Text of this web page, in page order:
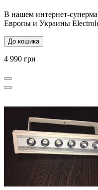
В нашем интернет-
Европы и Украины
До кошика
4 990 грн